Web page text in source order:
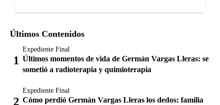
Últimos Contenidos
Expediente Final
Últimos momentos de vida de Germán Vargas Lleras: se
sometió a radioterapia y quimioterapia
Expediente Final
Cómo perdió Germán Vargas Lleras los dedos: familia